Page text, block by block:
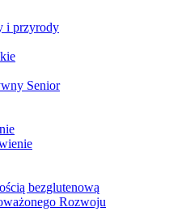
i przyrody
Senior
bezglutenową
Rozwoju